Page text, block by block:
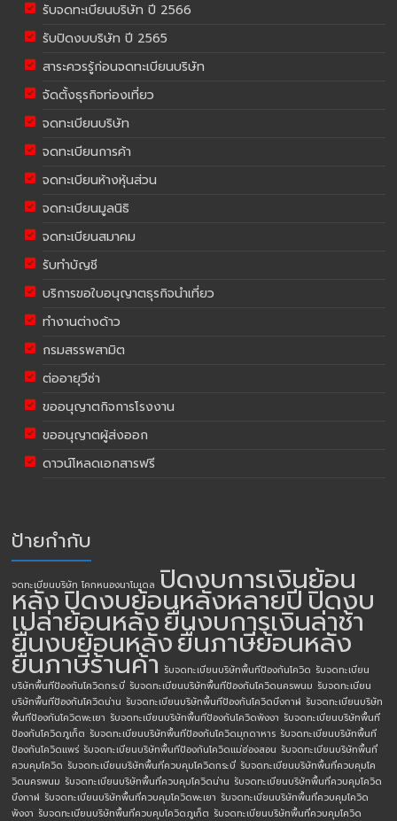
รับจดทะเบียนบริษัท ปี 2566
รับปิดงบบริษัท ปี 2565
สาระควรรู้ก่อนจดทะเบียนบริษัท
จัดตั้งธุรกิจท่องเที่ยว
จดทะเบียนบริษัท
จดทะเบียนการค้า
จดทะเบียนห้างหุ้นส่วน
จดทะเบียนมูลนิธิ
จดทะเบียนสมาคม
รับทำบัญชี
บริการขอใบอนุญาตธุรกิจนำเที่ยว
ทำงานต่างด้าว
กรมสรรพสามิต
ต่ออายุวีซ่า
ขออนุญาตกิจการโรงงาน
ขออนุญาตผู้ส่งออก
ดาวน์โหลดเอกสารฟรี
ป้ายกำกับ
จดทะเบียนบริษัท โคกหนองนาโมเดล ปิดงบการเงินย้อน
หลังปิดงบย้อนหลังหลายปีปิดงบ
เปล่าย้อนหลังยื่นงบการเงินล่าช้า
ยื่นงบย้อนหลังยื่นภาษีย้อนหลัง
ยื่นภาษีร้านค้า รับจดทะเบียนบริษัทพื้นทีป้องกันโควิด รับจดทะเบียน
บริษัทพื้นทีป้องกันโควิดกระบี่ รับจดทะเบียนบริษัทพื้นทีป้องกันโควิดนครพนม รับจดทะเบียน
บริษัทพื้นทีป้องกันโควิดน่าน รับจดทะเบียนบริษัทพื้นทีป้องกันโควิดบึงกาฬ รับจดทะเบียนบริษัท
พื้นทีป้องกันโควิดพะเยา รับจดทะเบียนบริษัทพื้นทีป้องกันโควิดพังงา รับจดทะเบียนบริษัทพื้นที
ป้องกันโควิดภูเก็ต รับจดทะเบียนบริษัทพื้นทีป้องกันโควิดมุกดาหาร รับจดทะเบียนบริษัทพื้นที
ป้องกันโควิดแพร่ รับจดทะเบียนบริษัทพื้นทีป้องกันโควิดแม่ฮ่องสอน รับจดทะเบียนบริษัทพื้นที่
ควบคุมโควิด รับจดทะเบียนบริษัทพื้นที่ควบคุมโควิดกระบี่ รับจดทะเบียนบริษัทพื้นที่ควบคุมโค
วิดนครพนม รับจดทะเบียนบริษัทพื้นที่ควบคุมโควิดน่าน รับจดทะเบียนบริษัทพื้นที่ควบคุมโควิด
บึงกาฬ รับจดทะเบียนบริษัทพื้นที่ควบคุมโควิดพะเยา รับจดทะเบียนบริษัทพื้นที่ควบคุมโควิด
พังงา รับจดทะเบียนบริษัทพื้นที่ควบคุมโควิดภูเก็ต รับจดทะเบียนบริษัทพื้นที่ควบคุมโควิด